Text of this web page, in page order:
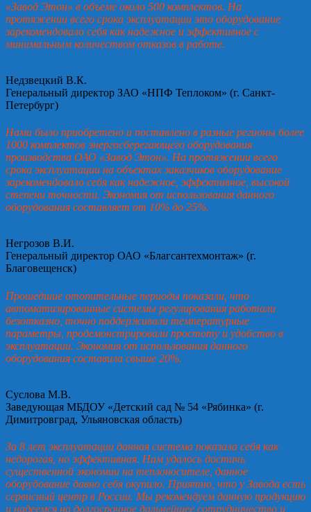
«Завод Этон» в объеме около 500 комплектов. На
протяжении всего срока эксплуатации это оборудование
зарекомендовало себя как надежное и эффективное с
минимальным количеством отказов в работе.
Недзвецкий В.К.
Генеральный директор ЗАО «НПФ Теплоком» (г. Санкт-
Петербург)
Нами было приобретено и поставлено в разные регионы более
1000 комплектов энергосберегающего оборудования
производства ОАО «Завод Этон». На протяжении всего
срока эксплуатации на объектах заказчиков оборудование
зарекомендовало себя как надежное, эффективное, высокой
степени точности. Экономия от использования данного
оборудования составляет от 10% до 25%.
Негрозов В.И.
Генеральный директор ОАО «Благсантехмонтаж» (г.
Благовещенск)
Прошедшие отопительные периоды показали, что
автоматизированные системы регулирования работали
безотказно, точно поддерживали температурные
параметры, продемонстрировали простоту и удобство в
эксплуатации. Экономия от использования данного
оборудования составила свыше 20%.
Суслова М.В.
Заведующая МБДОУ «Детский сад № 54 «Рябинка» (г.
Димитровград, Ульяновская область)
За 8 лет эксплуатации данная система показала себя как
недорогая, но эффективная. Нам удалось достичь
существенной экономии на теплоносителе, данное
оборудование давно себя окупило. Приятно, что у Завода есть
сервисный центр в России. Мы рекомендуем данную продукцию
и надеемся на долгосрочное дальнейшее сотрудничество и